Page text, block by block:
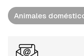
Animales